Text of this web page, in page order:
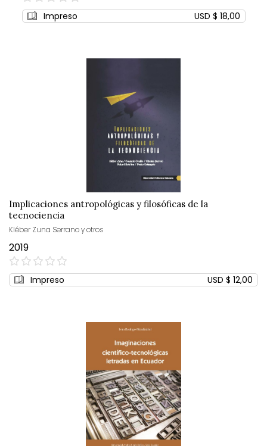
0%
Impreso USD $ 18,00
Implicaciones antropológicas y filosóficas de la
tecnociencia
Kléber Zuna Serrano y otros
2019
0%
Impreso USD $ 12,00